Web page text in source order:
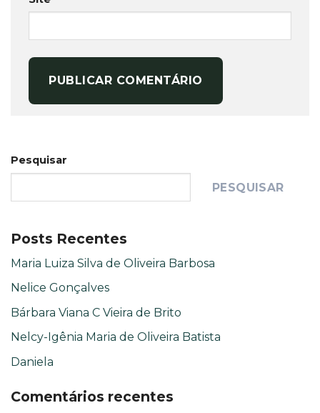
Pesquisar
PESQUISAR
Posts Recentes
Maria Luiza Silva de Oliveira Barbosa
Nelice Gonçalves
Bárbara Viana C Vieira de Brito
Nelcy-Igênia Maria de Oliveira Batista
Daniela
Comentários recentes